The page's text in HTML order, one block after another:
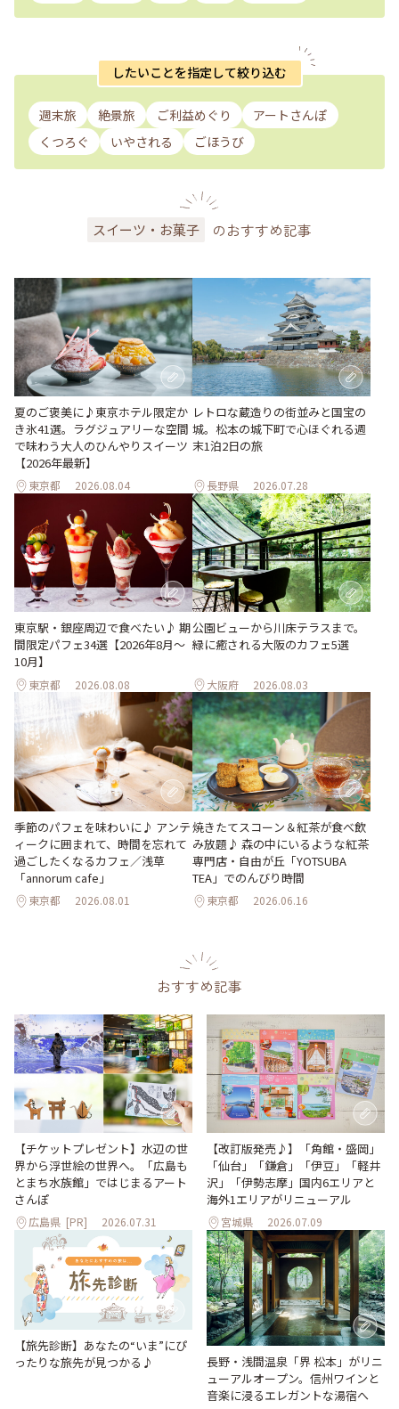
したいことを指定して絞り込む
週末旅 絶景旅 ご利益めぐり
アートさんぽ
くつろぐ
いやされる ごほうび
スイーツ・お菓子 のおすすめ記事
夏のご褒美に♪東京ホテル限定か
き氷41選。ラグジュアリーな空間
で味わう大人のひんやりスイーツ
【2026年最新】
東京都 2026.08.04
レトロな蔵造りの街並みと国宝の
城。松本の城下町で心ほぐれる週
末1泊2日の旅
長野県 2026.07.28
東京駅・銀座周辺で食べたい♪ 期
間限定パフェ34選【2026年8月～
10月】
東京都 2026.08.08
公園ビューから川床テラスまで。
緑に癒される大阪のカフェ5選
大阪府 2026.08.03
季節のパフェを味わいに♪ アンテ
ィークに囲まれて、時間を忘れて
過ごしたくなるカフェ／浅草
「annorum cafe」
東京都 2026.08.01
焼きたてスコーン＆紅茶が食べ飲
み放題♪ 森の中にいるような紅茶
専門店・自由が丘「YOTSUBA
TEA」でのんびり時間
東京都 2026.06.16
おすすめ記事
【チケットプレゼント】水辺の世
界から浮世絵の世界へ。「広島も
とまち水族館」ではじまるアート
さんぽ
広島県 [PR] 2026.07.31
【改訂版発売♪】「角館・盛岡」
「仙台」「鎌倉」「伊豆」「軽井
沢」「伊勢志摩」国内6エリアと
海外1エリアがリニューアル
宮城県 2026.07.09
【旅先診断】あなたの“いま”にぴ
ったりな旅先が見つかる♪
長野・浅間温泉「界 松本」がリニ
ューアルオープン。信州ワインと
音楽に浸るエレガントな湯宿へ